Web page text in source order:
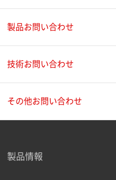
ご勤務先
製品お問い合わせ
技術お問い合わせ
その他お問い合わせ
製品情報